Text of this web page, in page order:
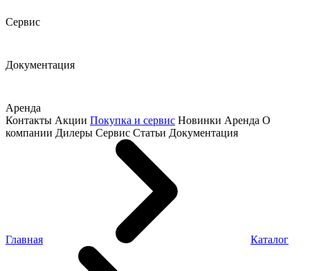
Сервис
Документация
Аренда
Контакты Акции Покупка и сервис Новинки Аренда О
компании Дилеры Сервис Статьи Документация
Главная Каталог